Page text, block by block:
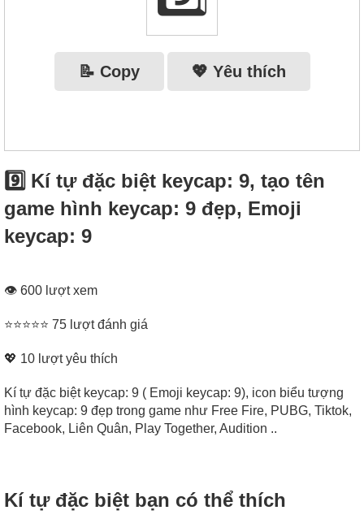
📝 Copy 💖 Yêu thích
9️⃣ Kí tự đặc biệt keycap: 9, tạo tên
game hình keycap: 9 đẹp, Emoji
keycap: 9
👁 600 lượt xem
⭐⭐⭐⭐⭐ 75 lượt đánh giá
💖 10 lượt yêu thích
Kí tự đặc biệt keycap: 9 ( Emoji keycap: 9), icon biểu tượng
hình keycap: 9 đẹp trong game như Free Fire, PUBG, Tiktok,
Facebook, Liên Quân, Play Together, Audition ..
Kí tự đặc biệt bạn có thể thích